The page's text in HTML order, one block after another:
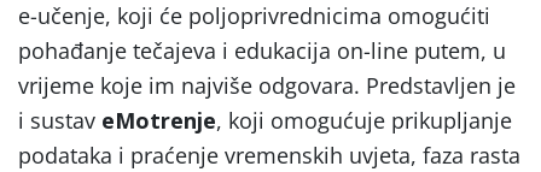
e-učenje, koji će poljoprivrednicima omogućiti
pohađanje tečajeva i edukacija on-line putem, u
vrijeme koje im najviše odgovara. Predstavljen je
i sustav eMotrenje, koji omogućuje prikupljanje
podataka i praćenje vremenskih uvjeta, faza rasta